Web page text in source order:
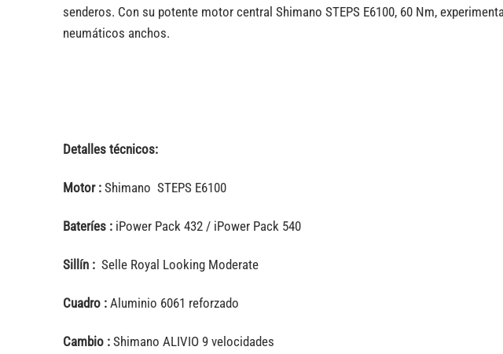
senderos. Con su potente motor central Shimano STEPS E6100, 60 Nm,
neumáticos anchos.
Detalles técnicos:
Motor :Shimano STEPS E6100
Bateríes :iPower Pack 432 / iPower Pack 540
Sillín : Selle Royal Looking Moderate
Cuadro : Aluminio 6061 reforzado
Cambio : Shimano ALIVIO 9 velocidades